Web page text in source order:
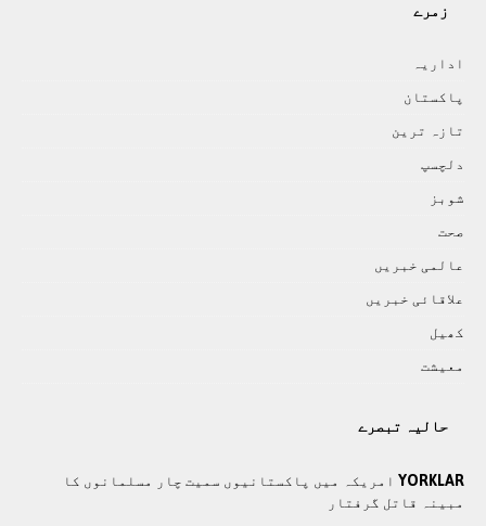
زمرے
اداريہ
پاکستان
تازہ ترين
دلچسپ
شوبز
صحت
عالمی خبريں
علاقائی خبريں
کھيل
معيشت
حالیہ تبصرے
YORKLAR امریکہ میں پاکستانیوں سمیت چار مسلمانوں کا
مبینہ قاتل گرفتار